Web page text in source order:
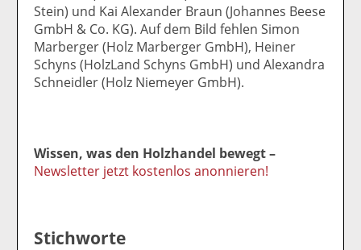
Stein) und Kai Alexander Braun (Johannes Beese
GmbH & Co. KG). Auf dem Bild fehlen Simon
Marberger (Holz Marberger GmbH), Heiner
Schyns (HolzLand Schyns GmbH) und Alexandra
Schneidler (Holz Niemeyer GmbH).
Wissen, was den Holzhandel bewegt –
Newsletter jetzt kostenlos anonnieren!
Stichworte